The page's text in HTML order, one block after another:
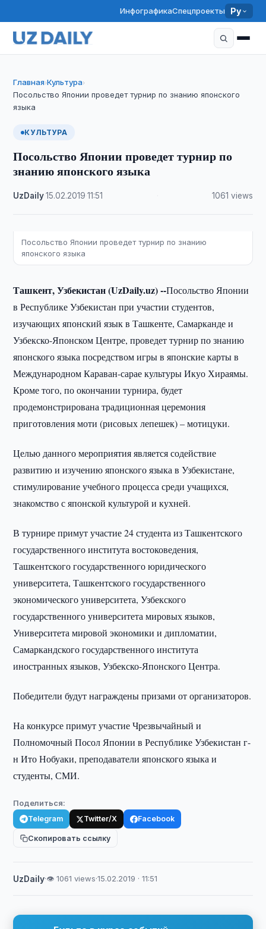
ИнфографикаСпецпроекты Ру
Главная›Культура›
Посольство Японии проведет турнир по знанию японского
языка
КУЛЬТУРА
Посольство Японии проведет турнир по
знанию японского языка
UzDaily·15.02.2019 ·11:51 1061 views
Посольство Японии проведет турнир по знанию
японского языка
Ташкент, Узбекистан (UzDaily.uz) --Посольство Японии
в Республике Узбекистан при участии студентов,
изучающих японский язык в Ташкенте, Самарканде и
Узбекско-Японском Центре, проведет турнир по знанию
японского языка посредством игры в японские карты в
Международном Караван-сарае культуры Икуо Хираямы.
Кроме того, по окончании турнира, будет
продемонстрирована традиционная церемония
приготовления моти (рисовых лепешек) – мотицуки.
Целью данного мероприятия является содействие
развитию и изучению японского языка в Узбекистане,
стимулирование учебного процесса среди учащихся,
знакомство с японской культурой и кухней.
В турнире примут участие 24 студента из Ташкентского
государственного института востоковедения,
Ташкентского государственного юридического
университета, Ташкентского государственного
экономического университета, Узбекского
государственного университета мировых языков,
Университета мировой экономики и дипломатии,
Самаркандского государственного института
иностранных языков, Узбекско-Японского Центра.
Победители будут награждены призами от организаторов.
На конкурсе примут участие Чрезвычайный и
Полномочный Посол Японии в Республике Узбекистан г-
н Ито Нобуаки, преподаватели японского языка и
студенты, СМИ.
Поделиться:
Telegram Twitter/X Facebook
Скопировать ссылку
UzDaily·👁 1061 views·15.02.2019 · 11:51